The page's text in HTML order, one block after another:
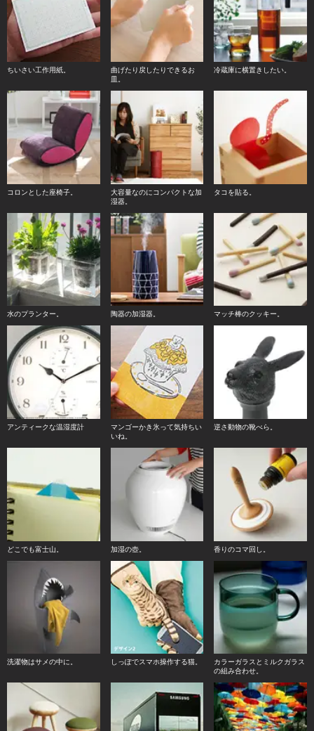
ちいさい工作用紙。
曲げたり戻したりできるお
皿。
冷蔵庫に横置きしたい。
コロンとした座椅子。
大容量なのにコンパクトな加
湿器。
タコを貼る。
水のプランター。 陶器の加湿器。 マッチ棒のクッキー。
アンティークな温湿度計
マンゴーかき氷って気持ちい
いね。
逆さ動物の靴べら。
どこでも富士山。 加湿の壺。 香りのコマ回し。
洗濯物はサメの中に。 しっぽでスマホ操作する猫。
カラーガラスとミルクガラス
の組み合わせ。